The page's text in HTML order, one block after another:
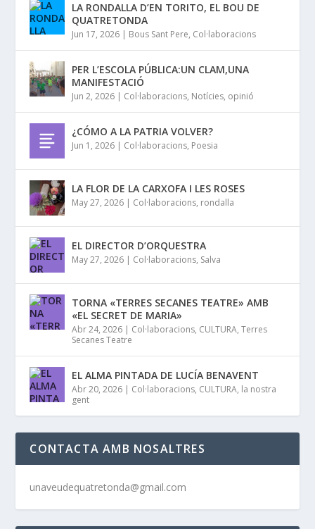
LA RONDALLA D’EN TORITO, EL BOU DE
QUATRETONDA
Jun 17, 2026 | Bous Sant Pere, Col·laboracions
PER L’ESCOLA PÚBLICA:UN CLAM,UNA
MANIFESTACIÓ
Jun 2, 2026 | Col·laboracions, Notícies, opinió
¿CÓMO A LA PATRIA VOLVER?
Jun 1, 2026 | Col·laboracions, Poesia
LA FLOR DE LA CARXOFA I LES ROSES
May 27, 2026 | Col·laboracions, rondalla
EL DIRECTOR D’ORQUESTRA
May 27, 2026 | Col·laboracions, Salva
TORNA «TERRES SECANES TEATRE» AMB
«EL SECRET DE MARIA»
Abr 24, 2026 | Col·laboracions, CULTURA,Terres
Secanes Teatre
EL ALMA PINTADA DE LUCÍA BENAVENT
Abr 20, 2026 | Col·laboracions, CULTURA, la nostra
gent
CONTACTA AMB NOSALTRES
unaveudequatretonda@gmail.com